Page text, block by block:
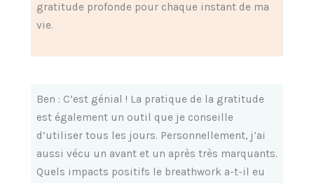
gratitude profonde pour chaque instant de ma
vie.
Ben : C’est génial ! La pratique de la gratitude
est également un outil que je conseille
d’utiliser tous les jours. Personnellement, j’ai
aussi vécu un avant et un après très marquants.
Quels impacts positifs le breathwork a-t-il eu